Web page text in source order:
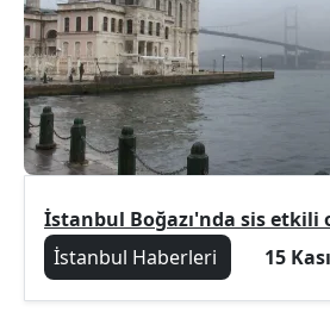
İstanbul Boğazı'nda sis etkili
İstanbul Haberleri
15